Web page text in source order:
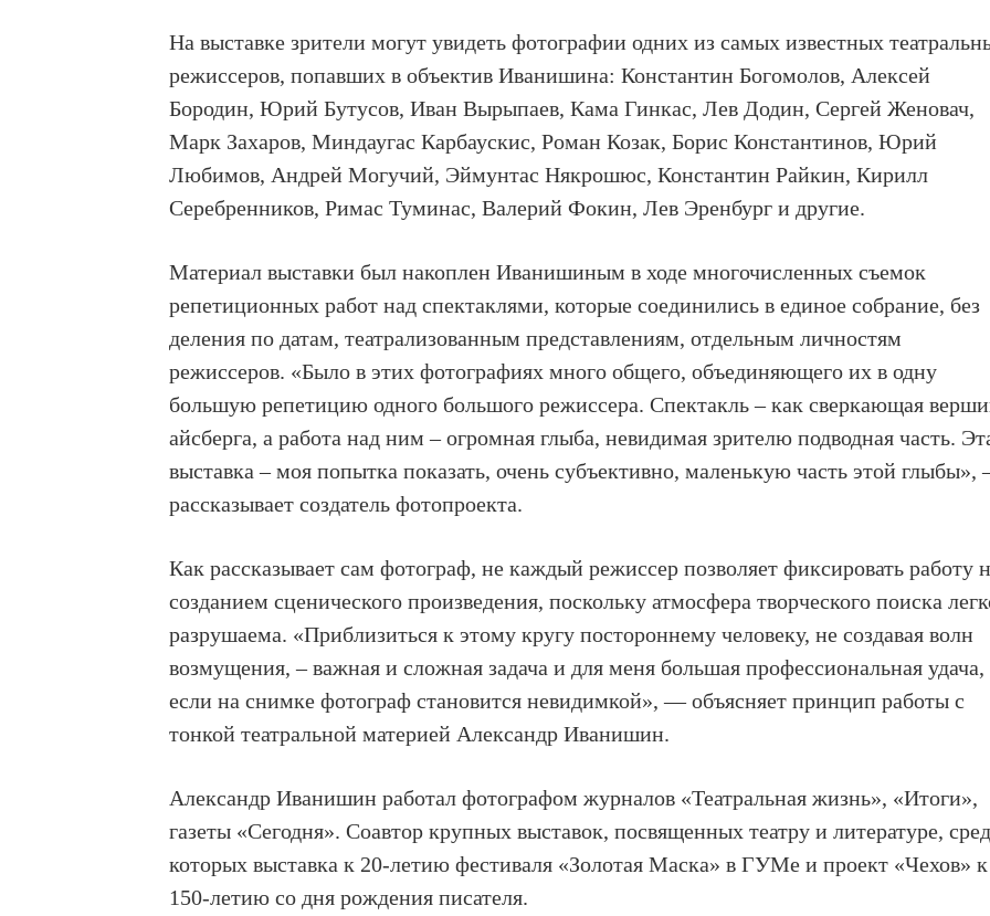
На выставке зрители могут увидеть фотографии одних из самых известных
режиссеров, попавших в объектив Иванишина: Константин Богомолов, Алексей
Бородин, Юрий Бутусов, Иван Вырыпаев, Кама Гинкас, Лев Додин, Сергей Женовач,
Марк Захаров, Миндаугас Карбаускис, Роман Козак, Борис Константинов, Юрий
Любимов, Андрей Могучий, Эймунтас Някрошюс, Константин Райкин, Кирилл
Серебренников, Римас Туминас, Валерий Фокин, Лев Эренбург и другие.
Материал выставки был накоплен Иванишиным в ходе многочисленных съемок
репетиционных работ над спектаклями, которые соединились в единое собрание, без
деления по датам, театрализованным представлениям, отдельным личностям
режиссеров. «Было в этих фотографиях много общего, объединяющего их в одну
большую репетицию одного большого режиссера. Спектакль – как сверкающая
айсберга, а работа над ним – огромная глыба, невидимая зрителю подводная часть.
выставка – моя попытка показать, очень субъективно, маленькую часть этой глыбы»,
рассказывает создатель фотопроекта.
Как рассказывает сам фотограф, не каждый режиссер позволяет фиксировать работу
созданием сценического произведения, поскольку атмосфера творческого поиска
разрушаема. «Приблизиться к этому кругу постороннему человеку, не создавая волн
возмущения, – важная и сложная задача и для меня большая профессиональная удача,
если на снимке фотограф становится невидимкой», — объясняет принцип работы с
тонкой театральной материей Александр Иванишин.
Александр Иванишин работал фотографом журналов «Театральная жизнь», «Итоги»,
газеты «Сегодня». Соавтор крупных выставок, посвященных театру и литературе,
которых выставка к 20-летию фестиваля «Золотая Маска» в ГУМе и проект «Чехов» к
150-летию со дня рождения писателя.